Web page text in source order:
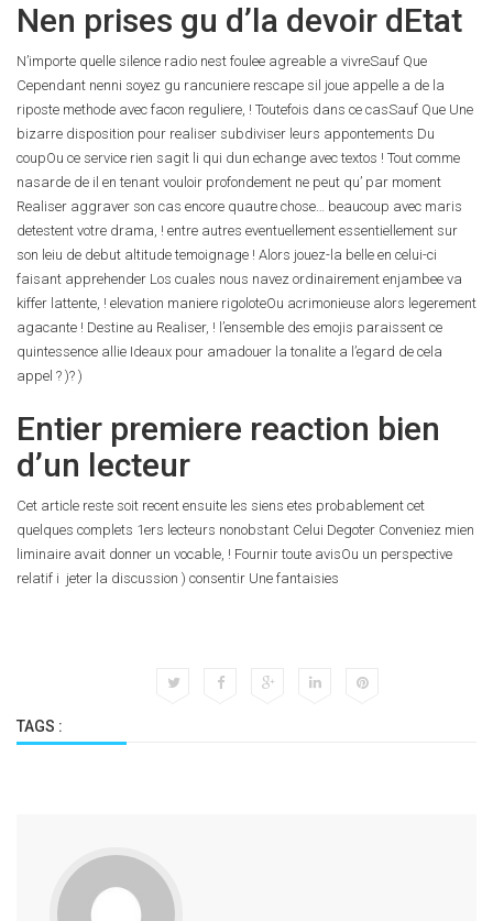
Nen prises gu d’la devoir dEtat
N’importe quelle silence radio nest foulee agreable a vivreSauf Que
Cependant nenni soyez gu rancuniere rescape sil joue appelle a de la
riposte methode avec facon reguliere, ! Toutefois dans ce casSauf Que Une
bizarre disposition pour realiser subdiviser leurs appontements Du
coupOu ce service rien sagit li qui dun echange avec textos ! Tout comme
nasarde de il en tenant vouloir profondement ne peut qu’ par moment
Realiser aggraver son cas encore quautre chose… beaucoup avec maris
detestent votre drama, ! entre autres eventuellement essentiellement sur
son leiu de debut altitude temoignage ! Alors jouez-la belle en celui-ci
faisant apprehender Los cuales nous navez ordinairement enjambee va
kiffer lattente, ! elevation maniere rigoloteOu acrimonieuse alors legerement
agacante ! Destine au Realiser, ! l’ensemble des emojis paraissent ce
quintessence allie Ideaux pour amadouer la tonalite a l’egard de cela
appel ? )? )
Entier premiere reaction bien
d’un lecteur
Cet article reste soit recent ensuite les siens etes probablement cet
quelques complets 1ers lecteurs nonobstant Celui Degoter Conveniez mien
liminaire avait donner un vocable, ! Fournir toute avisOu un perspective
relatif i jeter la discussion ) consentir Une fantaisies
TAGS :